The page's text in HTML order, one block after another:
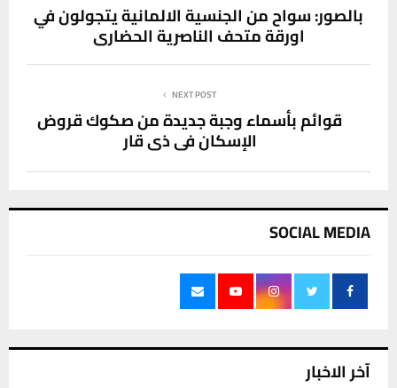
بالصور: سواح من الجنسية الالمانية يتجولون في
اورقة متحف الناصرية الحضاري
NEXT POST
قوائم بأسماء وجبة جديدة من صكوك قروض
الإسكان في ذي قار
SOCIAL MEDIA
آخر الاخبار